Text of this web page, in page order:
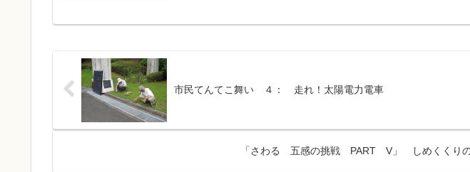
市民てんてこ舞い ４： 走れ！太陽電力電車
「さわる 五感の挑戦 PART V」 しめくくり